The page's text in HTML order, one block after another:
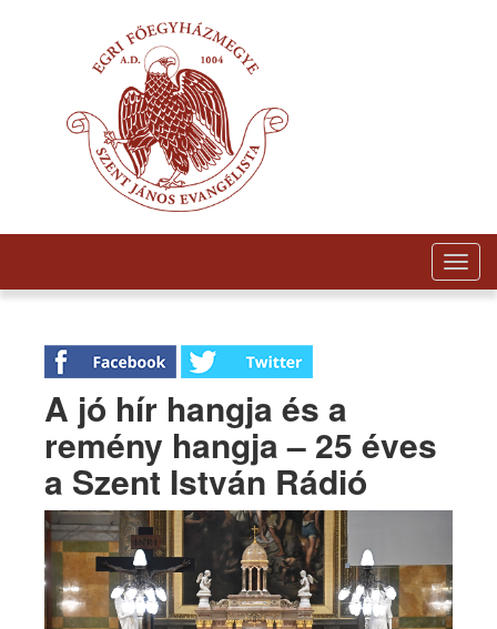
A jó hír hangja és a
remény hangja – 25 éves
a Szent István Rádió